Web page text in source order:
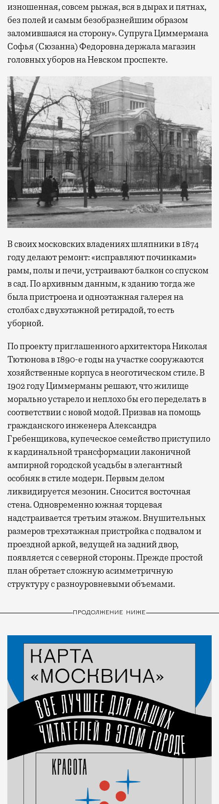
изношенная, совсем рыжая, вся в дырах и пятнах,
без полей и самым безобразнейшим образом
заломившаяся на сторону». Супруга Циммермана
Софья (Сюзанна) Федоровна держала магазин
головных уборов на Невском проспекте.
В своих московских владениях шляпники в 1874
году делают ремонт: «исправляют починками»
рамы, полы и печи, устраивают балкон со спуском
в сад. По архивным данным, к зданию тогда же
была пристроена и одноэтажная галерея на
столбах с двухэтажной ретирадой, то есть
уборной.
По проекту приглашенного архитектора Николая
Тютюнова в 1890-е годы на участке сооружаются
хозяйственные корпуса в неоготическом стиле. В
1902 году Циммерманы решают, что жилище
морально устарело и неплохо бы его переделать в
соответствии с новой модой. Призвав на помощь
гражданского инженера Александра
Гребенщикова, купеческое семейство приступило
к кардинальной трансформации лаконичной
ампирной городской усадьбы в элегантный
особняк в стиле модерн. Первым делом
ликвидируется мезонин. Сносится восточная
стена. Одновременно южная торцевая
надстраивается третьим этажом. Внушительных
размеров трехэтажная пристройка с подвалом и
проездной аркой, ведущей на задний двор,
появляется с северной стороны. Прежде простой
план обретает сложную асимметричную
структуру с разноуровневыми объемами.
ПРОДОЛЖЕНИЕ НИЖЕ